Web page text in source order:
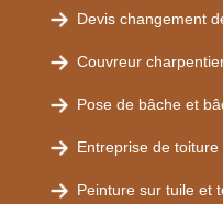
Devis changement
Couvreur
Pose de bâche et
Entreprise de toiture
Peinture sur tuile et